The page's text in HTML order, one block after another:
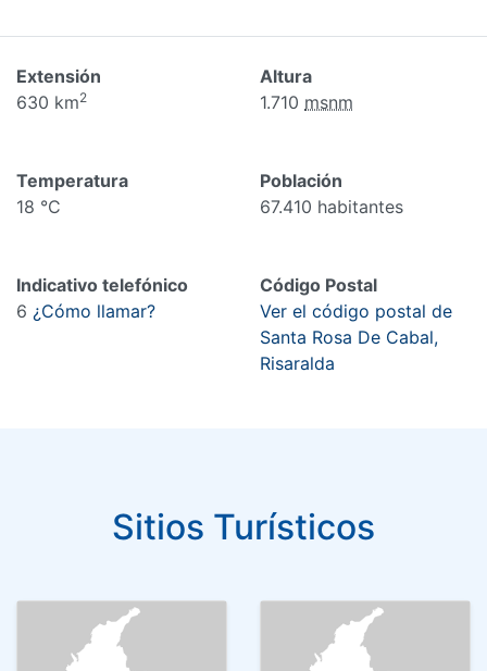
Extensión
630 km2
Altura
1.710 msnm
Temperatura
18 °C
Población
67.410 habitantes
Indicativo telefónico
6 ¿Cómo llamar?
Código Postal
Ver el código postal de
Santa Rosa De Cabal,
Risaralda
Sitios Turísticos